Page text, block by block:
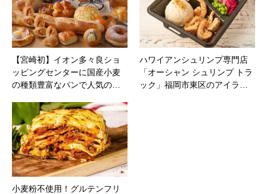
【宮崎初】イオン多々良ショ
ッピングセンターに国産小麦
の種類豊富なパンで人気の…
ハワイアンシュリンプ専門店
「オーシャン シュリンプ トラ
ック」福岡市東区のアイラ…
小麦粉不使用！グルテンフリ